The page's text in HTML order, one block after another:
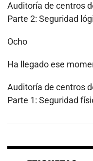
Auditoría de centros
Parte 2: Seguridad
Ocho
Ha llegado ese
Auditoría de centros
Parte 1: Seguridad